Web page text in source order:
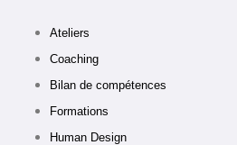
Ateliers
Coaching
Bilan de compétences
Formations
Human Design